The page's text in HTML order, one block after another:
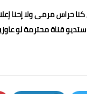
كنا حراس مرمى ولا
قناة محترمة لو